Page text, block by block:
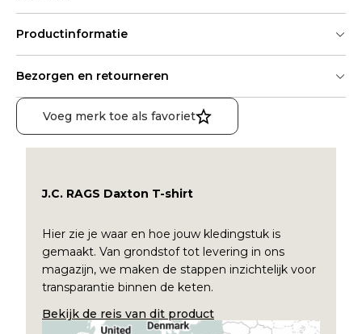
Productinformatie
Bezorgen en retourneren
Voeg merk toe als favoriet
J.C. RAGS Daxton T-shirt
Hier zie je waar en hoe jouw kledingstuk is
gemaakt. Van grondstof tot levering in ons
magazijn, we maken de stappen inzichtelijk voor
transparantie binnen de keten.
Bekijk de reis van dit product